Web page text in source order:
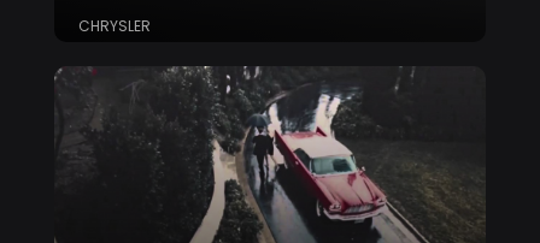
CHRYSLER